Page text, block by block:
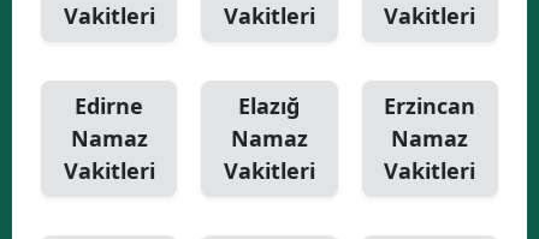
Vakitleri
Vakitleri
Vakitleri
Edirne
Namaz
Vakitleri
Elazığ
Namaz
Vakitleri
Erzincan
Namaz
Vakitleri